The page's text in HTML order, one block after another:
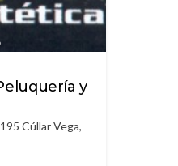
y
Cúllar Vega,